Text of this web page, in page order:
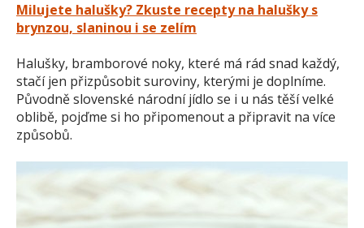
Milujete halušky? Zkuste recepty na halušky s
brynzou, slaninou i se zelím
Halušky, bramborové noky, které má rád snad každý,
stačí jen přizpůsobit suroviny, kterými je doplníme.
Původně slovenské národní jídlo se i u nás těší velké
oblibě, pojďme si ho připomenout a připravit na více
způsobů.